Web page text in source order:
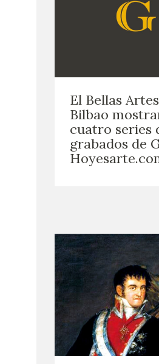
El Bellas
Bilbao
cuatro series
grabados de